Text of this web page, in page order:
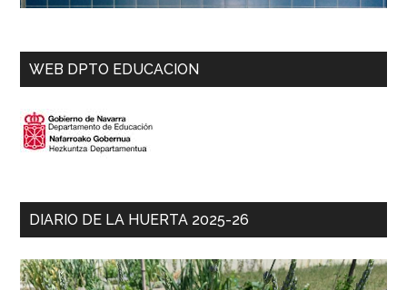
WEB DPTO EDUCACION
DIARIO DE LA HUERTA 2025-26